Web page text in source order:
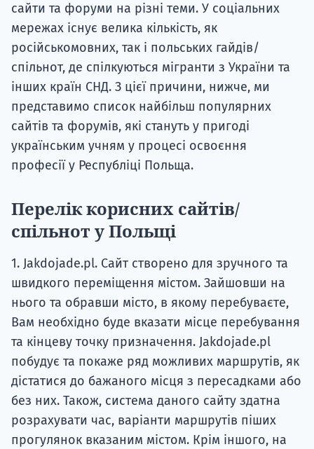
сайти та форуми на різні теми. У соціальних
мережах існує велика кількість, як
російськомовних, так і польських гайдів/
спільнот, де спілкуються мігранти з України та
інших країн СНД. З цієї причини, нижче, ми
представимо список найбільш популярних
сайтів та форумів, які стануть у пригоді
українським учням у процесі освоєння
професії у Республіці Польща.
Перелік корисних сайтів/
спільнот у Польщі
1. Jakdojade.pl. Сайт створено для зручного та
швидкого переміщення містом. Зайшовши на
нього та обравши місто, в якому перебуваєте,
Вам необхідно буде вказати місце перебування
та кінцеву точку призначення. Jakdojade.pl
побудує та покаже ряд можливих маршрутів, як
дістатися до бажаного місця з пересадками або
без них. Також, система даного сайту здатна
розрахувати час, варіанти маршрутів піших
прогулянок вказаним містом. Крім іншого, на